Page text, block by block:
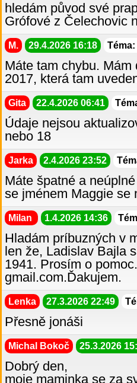
hledám původ své
Grófové z Čelechovic
M. 29.4.2026 16:18
Máte tam chybu.
2017, která tam
Gita 22.4.2026 06:41
Údaje nejsou
nebo 18
Jarka 2.4.2026 23:52
Máte špatné a
se jménem Maggie se
Milan 1.4.2026 14:36
Hladám príbuzných v
len že, Ladislav Bajla
1941. Prosím o
gmail.com.Ďakujem.
Lenka 27.3.2026 22:49
Přesně jonáši
Michal Bokoč 25.3.2026
Dobrý den,
moje maminka se za